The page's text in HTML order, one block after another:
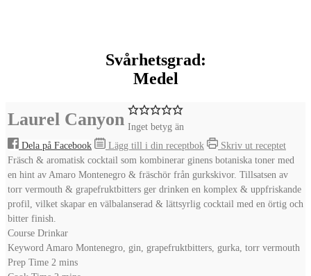
Svårhetsgrad:
Medel
Laurel Canyon Inget betyg än
Dela på Facebook
Lägg till i din receptbok
Skriv ut receptet
Fräsch & aromatisk cocktail som kombinerar ginens botaniska toner med
en hint av Amaro Montenegro & fräschör från gurkskivor. Tillsatsen av
torr vermouth & grapefruktbitters ger drinken en komplex & uppfriskande
profil, vilket skapar en välbalanserad & lättsyrlig cocktail med en örtig och
bitter finish.
Course Drinkar
Keyword Amaro Montenegro, gin, grapefruktbitters, gurka, torr vermouth
Prep Time 2 minutes
mins